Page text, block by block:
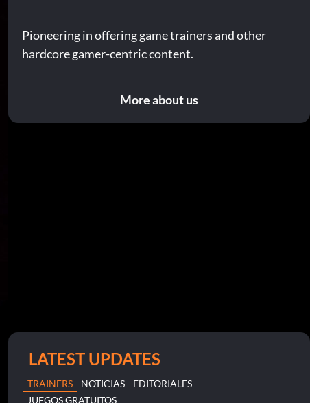
Pioneering in offering game trainers and other
hardcore gamer-centric content.
More about us
LATEST UPDATES
TRAINERS NOTICIAS
EDITORIALES
JUEGOS GRATUITOS